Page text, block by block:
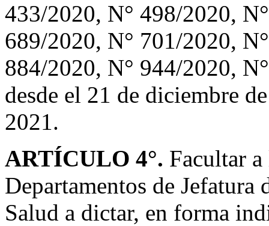
433/2020, N° 498/2020,
689/2020, N° 701/2020,
884/2020, N° 944/2020,
desde el 21 de diciembre
2021.
ARTÍCULO 4°. Facultar
Departamentos de
Salud a dictar, en forma